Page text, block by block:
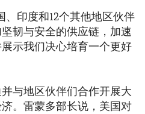
、印度和12个其他地区伙伴
韧与安全的供应链，加速
示我们决心培育一个更好
与地区伙伴们合作开展大
。雷蒙多部长说，美国对